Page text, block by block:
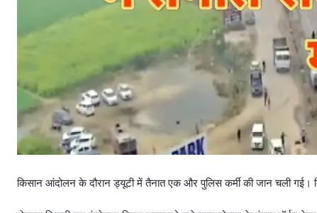
किसान आंदोलन के दौरान ड्यूटी में तैनात एक और पुलिस कर्मी की जान चली गई।